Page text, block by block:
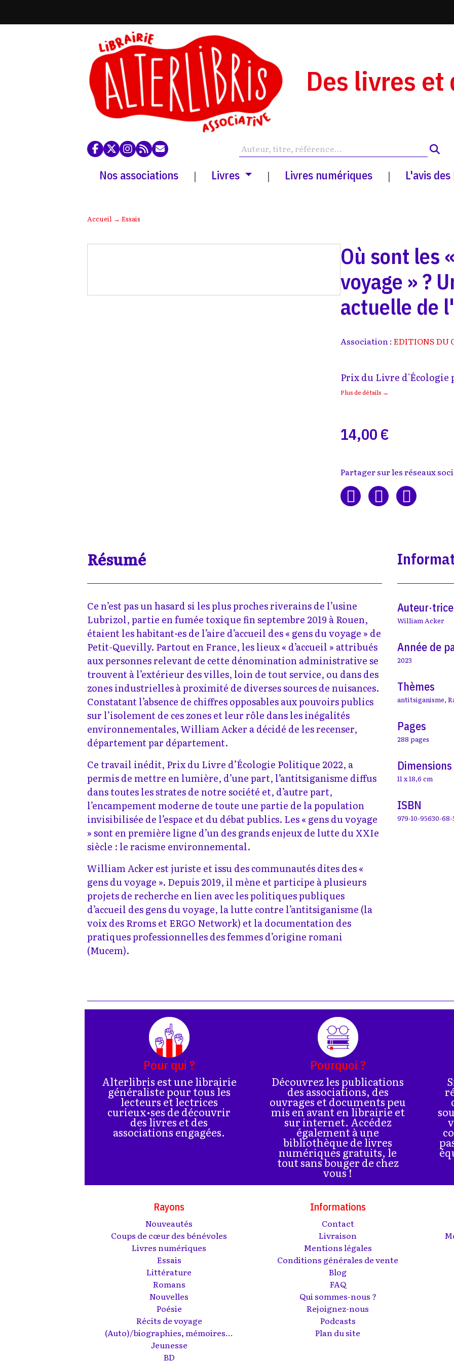
Des livres et
Nos associations | Livres | Livres numériques | L'avis
Accueil → Essais
Où sont les
voyage » ?
actuelle de
Association : EDITIONS DU
Prix du Livre d'Écologie
Plus de détails →
14,00 €
Partager sur les réseaux
Résumé
Ce n’est pas un hasard si les plus proches riverains de l’usine
Lubrizol, partie en fumée toxique fin septembre 2019 à Rouen,
étaient les habitant·es de l’aire d’accueil des « gens du voyage » de
Petit-Quevilly. Partout en France, les lieux « d’accueil » attribués
aux personnes relevant de cette dénomination administrative se
trouvent à l’extérieur des villes, loin de tout service, ou dans des
zones industrielles à proximité de diverses sources de nuisances.
Constatant l’absence de chiffres opposables aux pouvoirs publics
sur l’isolement de ces zones et leur rôle dans les inégalités
environnementales, William Acker a décidé de les recenser,
département par département.
Ce travail inédit, Prix du Livre d’Écologie Politique 2022, a
permis de mettre en lumière, d’une part, l’antitsiganisme diffus
dans toutes les strates de notre société et, d’autre part,
l’encampement moderne de toute une partie de la population
invisibilisée de l’espace et du débat publics. Les « gens du voyage
» sont en première ligne d’un des grands enjeux de lutte du XXIe
siècle : le racisme environnemental.
William Acker est juriste et issu des communautés dites des «
gens du voyage ». Depuis 2019, il mène et participe à plusieurs
projets de recherche en lien avec les politiques publiques
d’accueil des gens du voyage, la lutte contre l’antitsiganisme (la
voix des Rroms et ERGO Network) et la documentation des
pratiques professionnelles des femmes d’origine romani
(Mucem).
Auteur·trice
William Acker
Année de
2023
Thèmes
antitsiganisme,
Pages
288 pages
Dimensions
11 x 18,6 cm
ISBN
979-10-95630-68-
Pour qui ?
Alterlibris est une librairie
généraliste pour tous les
lecteurs et lectrices
curieux•ses de découvrir
des livres et des
associations engagées.
Pourquoi ?
Découvrez les publications
des associations, des
ouvrages et documents peu
mis en avant en librairie et
sur internet. Accédez
également à une
bibliothèque de livres
numériques gratuits, le
tout sans bouger de chez
vous !
Rayons
Nouveautés
Coups de cœur des bénévoles
Livres numériques
Essais
Littérature
Romans
Nouvelles
Poésie
Récits de voyage
(Auto)/biographies, mémoires...
Jeunesse
BD
Informations
Contact
Livraison
Mentions légales
Conditions générales de vente
Blog
FAQ
Qui sommes-nous ?
Rejoignez-nous
Podcasts
Plan du site